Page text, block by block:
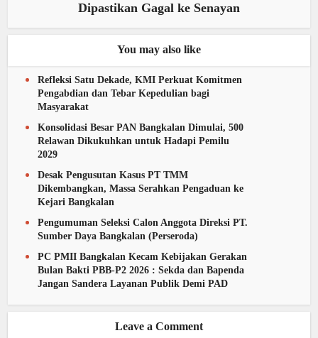
Dipastikan Gagal ke Senayan
You may also like
Refleksi Satu Dekade, KMI Perkuat Komitmen
Pengabdian dan Tebar Kepedulian bagi
Masyarakat
Konsolidasi Besar PAN Bangkalan Dimulai, 500
Relawan Dikukuhkan untuk Hadapi Pemilu
2029
Desak Pengusutan Kasus PT TMM
Dikembangkan, Massa Serahkan Pengaduan ke
Kejari Bangkalan
Pengumuman Seleksi Calon Anggota Direksi PT.
Sumber Daya Bangkalan (Perseroda)
PC PMII Bangkalan Kecam Kebijakan Gerakan
Bulan Bakti PBB-P2 2026 : Sekda dan Bapenda
Jangan Sandera Layanan Publik Demi PAD
Leave a Comment